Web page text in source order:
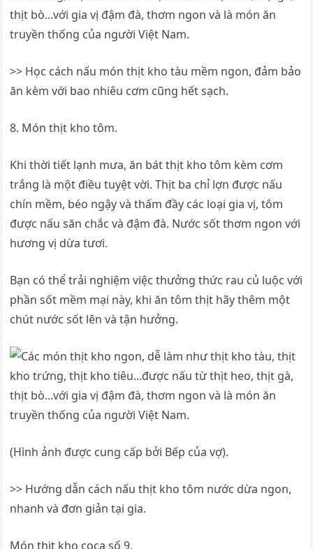
>> Học cách nấu món thịt kho tàu mềm ngon, đảm bảo
ăn kèm với bao nhiêu cơm cũng hết sạch.
8. Món thịt kho tôm.
Khi thời tiết lạnh mưa, ăn bát thịt kho tôm kèm cơm
trắng là một điều tuyệt vời. Thịt ba chỉ lợn được nấu
chín mềm, béo ngậy và thấm đầy các loại gia vị, tôm
được nấu săn chắc và đậm đà. Nước sốt thơm ngon với
hương vị dừa tươi.
Bạn có thể trải nghiệm việc thưởng thức rau củ luộc với
phần sốt mềm mại này, khi ăn tôm thịt hãy thêm một
chút nước sốt lên và tận hưởng.
(Hình ảnh được cung cấp bởi Bếp của vợ).
>> Hướng dẫn cách nấu thịt kho tôm nước dừa ngon,
nhanh và đơn giản tại gia.
Món thịt kho coca số 9.